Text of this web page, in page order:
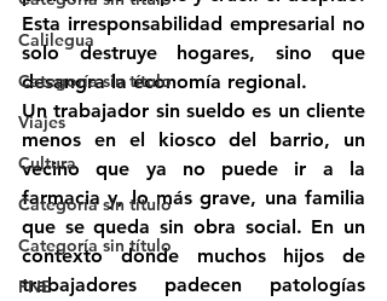
Calilegua
Categoría sin título
Viajes
Cultura
Categoría sin título
Categoría sin título
FNE
Esta irresponsabilidad empresarial no
solo destruye hogares, sino que
desangra la economía regional.
Un trabajador sin sueldo es un cliente
menos en el kiosco del barrio, un
vecino que ya no puede ir a la
farmacia y, lo más grave, una familia
que se queda sin obra social. En un
contexto donde muchos hijos de
trabajadores padecen patologías